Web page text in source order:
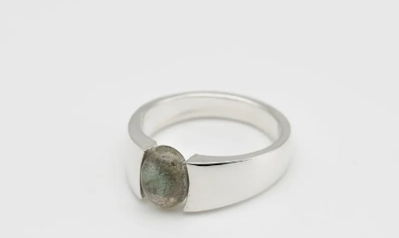
全てのブランド
UNIVERSAL PRODUCTS.
1LDK STAND